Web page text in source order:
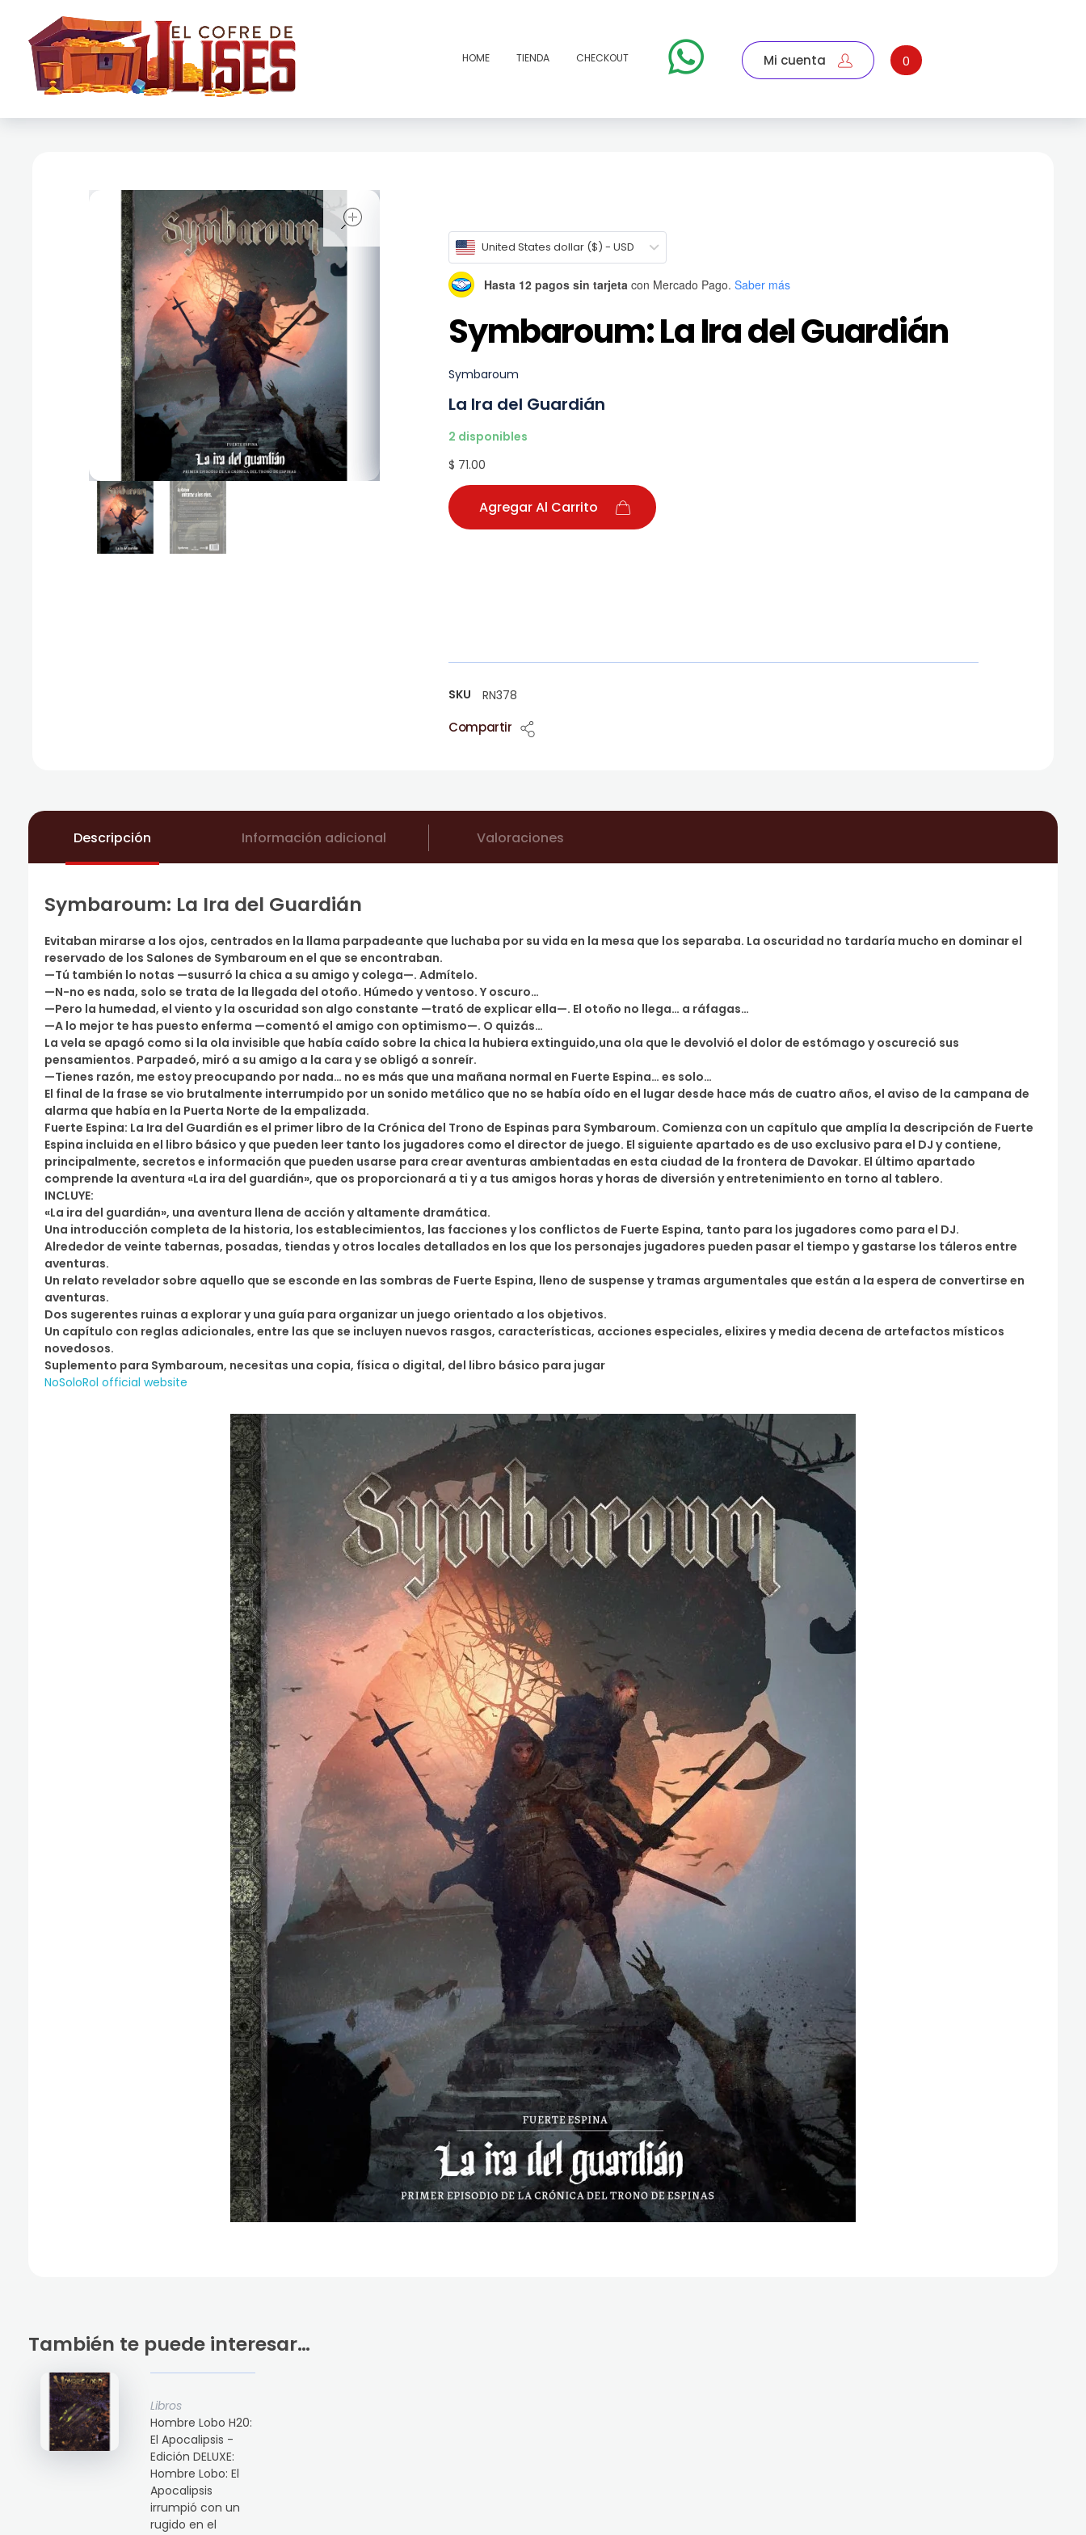
HOME TIENDA CHECKOUT Mi cuenta 0
Symbaroum: La Ira del Guardián
$ 71.00
United States dollar ($) - USD
Symbaroum
La Ira del Guardián
2 disponibles
Hasta 12 pagos sin tarjeta con Mercado Pago. Saber más
Agregar Al Carrito
Compartir
SKU RN378
Descripción Información adicional Valoraciones
Symbaroum: La Ira del Guardián
Evitaban mirarse a los ojos, centrados en la llama parpadeante que luchaba por su vida en la mesa que los separaba. La oscuridad no tardaría mucho en dominar el
reservado de los Salones de Symbaroum en el que se encontraban.
—Tú también lo notas —susurró la chica a su amigo y colega—. Admítelo.
—N-no es nada, solo se trata de la llegada del otoño. Húmedo y ventoso. Y oscuro…
—Pero la humedad, el viento y la oscuridad son algo constante —trató de explicar ella—. El otoño no llega… a ráfagas…
—A lo mejor te has puesto enferma —comentó el amigo con optimismo—. O quizás…
La vela se apagó como si la ola invisible que había caído sobre la chica la hubiera extinguido,una ola que le devolvió el dolor de estómago y oscureció sus
pensamientos. Parpadeó, miró a su amigo a la cara y se obligó a sonreír.
—Tienes razón, me estoy preocupando por nada… no es más que una mañana normal en Fuerte Espina… es solo…
El final de la frase se vio brutalmente interrumpido por un sonido metálico que no se había oído en el lugar desde hace más de cuatro años, el aviso de la campana de
alarma que había en la Puerta Norte de la empalizada.
Fuerte Espina: La Ira del Guardián es el primer libro de la Crónica del Trono de Espinas para Symbaroum. Comienza con un capítulo que amplía la descripción de Fuerte
Espina incluida en el libro básico y que pueden leer tanto los jugadores como el director de juego. El siguiente apartado es de uso exclusivo para el DJ y contiene,
principalmente, secretos e información que pueden usarse para crear aventuras ambientadas en esta ciudad de la frontera de Davokar. El último apartado
comprende la aventura «La ira del guardián», que os proporcionará a ti y a tus amigos horas y horas de diversión y entretenimiento en torno al tablero.
INCLUYE:
«La ira del guardián», una aventura llena de acción y altamente dramática.
Una introducción completa de la historia, los establecimientos, las facciones y los conflictos de Fuerte Espina, tanto para los jugadores como para el DJ.
Alrededor de veinte tabernas, posadas, tiendas y otros locales detallados en los que los personajes jugadores pueden pasar el tiempo y gastarse los táleros entre
aventuras.
Un relato revelador sobre aquello que se esconde en las sombras de Fuerte Espina, lleno de suspense y tramas argumentales que están a la espera de convertirse en
aventuras.
Dos sugerentes ruinas a explorar y una guía para organizar un juego orientado a los objetivos.
Un capítulo con reglas adicionales, entre las que se incluyen nuevos rasgos, características, acciones especiales, elixires y media decena de artefactos místicos
novedosos.
Suplemento para Symbaroum, necesitas una copia, física o digital, del libro básico para jugar
NoSoloRol official website
También te puede interesar…
Libros
Hombre Lobo H20:
El Apocalipsis -
Edición DELUXE:
Hombre Lobo: El
Apocalipsis
irrumpió con un
rugido en el